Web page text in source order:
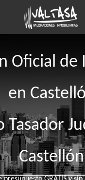
Oficial de
en
Tasador
Castellón